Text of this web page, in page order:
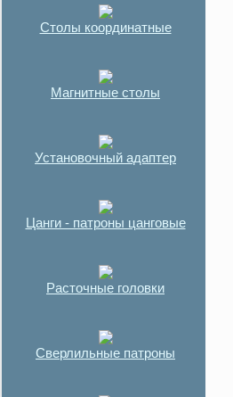
Столы координатные
Магнитные столы
Установочный адаптер
Цанги - патроны цанговые
Расточные головки
Сверлильные патроны